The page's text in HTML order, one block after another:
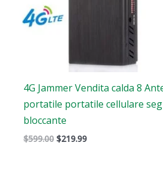
4G Jammer Vendita calda 8
portatile portatile cellulare
bloccante
$599.00 $219.99